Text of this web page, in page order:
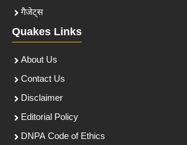
गैजेट्स
Quakes Links
About Us
Contact Us
Disclaimer
Editorial Policy
DNPA Code of Ethics